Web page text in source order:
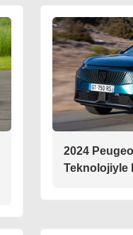
2024
Teknolojiyle